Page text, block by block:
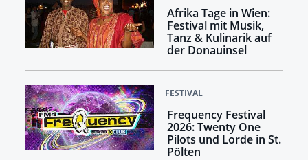
Afrika Tage in Wien:
Festival mit Musik,
Tanz & Kulinarik auf
der Donauinsel
FESTIVAL
Frequency Festival
2026: Twenty One
Pilots und Lorde in St.
Pölten